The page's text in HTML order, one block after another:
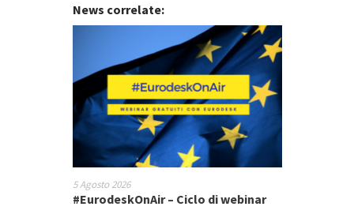
News correlate:
5 Agosto 2026
#EurodeskOnAir – Ciclo di webinar